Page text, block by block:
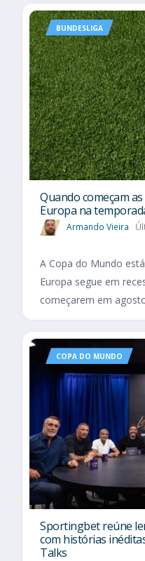
BUNDESLIGA
Quando começam
Europa na
Armando Vieira
A Copa do Mundo
Europa segue em
começarem em
COPA DO MUNDO
Sportingbet reúne
com histórias
Talks